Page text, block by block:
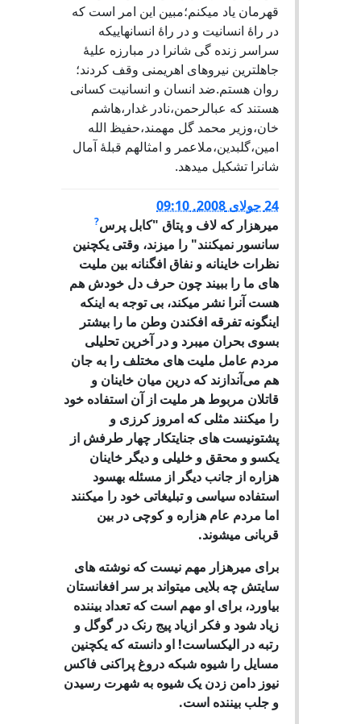
قهرمان یاد میکنم؛مبین این امر است که
در راۀ انسانیت و در راۀ انسانهاییکه
سراسر زنده گی شانرا در مبارزه علیۀ
جاهلترین نیروهای اهریمنی وقف کردند؛
روان هستم.ضد انسان و انسانیت کسانی
هستند که عبالرحمن،نادر غدار،هاشم
خان،وزیر محمد گل مهمند،حفیظ الله
امین،گلبدین،ملاعمر و امثالهم قبلۀ آمال
شانرا تشکیل میدهد.
24 جولای 2008, 09:10
میرهزار که لاف و پتاق "کابل پرس?
سانسور نمیکنند" را میزند، وقتی یکچنین
نظرات خاینانه و نفاق افگنانه بین ملیت
های ما را ببیند چون حرف دل خودش هم
هست آنرا نشر میکند، بی توجه به اینکه
اینگونه تفرقه افکندن وطن ما را بیشتر
بسوی بحران میبرد و در آخرین تحلیلی
مردم عامل ملیت های مختلف را به جان
هم می‌آندازند که درین میان خاینان و
قاتلان مربوط هر ملیت از آن استفاده خود
را میکنند مثلی که امروز کرزی و
پشتونیست های جنایتکار چهار طرفش از
یکسو و محقق و خلیلی و دیگر خاینان
هزاره از جانب دیگر از مسئله بهسود
استفاده سیاسی و تبلیغاتی خود را میکنند
اما مردم عام هزاره و کوچی در بین
قربانی میشوند.
برای میرهزار مهم نیست که نوشته های
سایتش چه بلایی میتواند بر سر افغانستان
بیاورد، برای او مهم است که تعداد بیننده
زیاد شود و فکر ازیاد پیج رنک در گوگل و
رتبه در الیکساست! او دانسته که یکچنین
مسایل را شیوه شبکه دروغ پراکنی فاکس
نیوز دامن زدن یک شیوه به شهرت رسیدن
و جلب بیننده است.